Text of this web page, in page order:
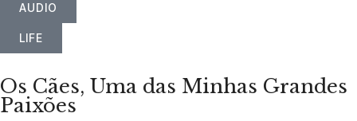
AUDIO
LIFE
Os Cães, Uma das Minhas Grandes
Paixões